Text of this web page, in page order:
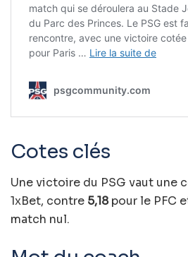
Cotes clés
Une victoire du PSG vaut une
1xBet, contre 5,18pour le PFC
match nul.